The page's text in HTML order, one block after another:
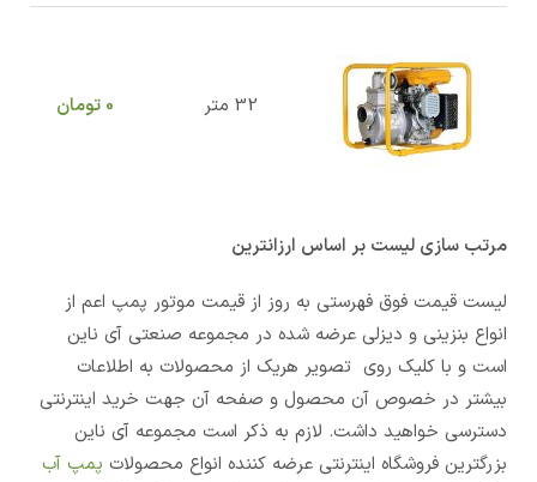
32 متر 0 تومان
مرتب سازی لیست بر اساس ارزانترین
لیست قیمت فوق فهرستی به روز از قیمت موتور پمپ اعم از
انواع بنزینی و دیزلی عرضه شده در مجموعه صنعتی آی ناین
است و با کلیک روی تصویر هریک از محصولات به اطلاعات
بیشتر در خصوص آن محصول و صفحه آن جهت خرید اینترنتی
دسترسی خواهید داشت. لازم به ذکر است مجموعه آی ناین
بزرگترین فروشگاه اینترنتی عرضه کننده انواع محصولات پمپ آب